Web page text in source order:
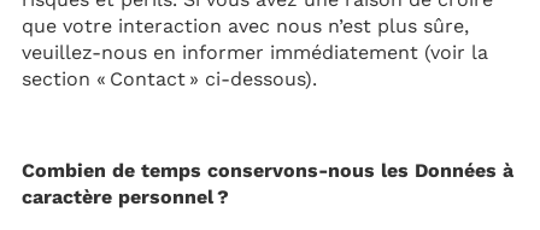
que votre interaction avec nous n’est plus sûre,
veuillez-nous en informer immédiatement (voir la
section « Contact » ci-dessous).
Combien de temps conservons-nous les Données à
caractère personnel ?